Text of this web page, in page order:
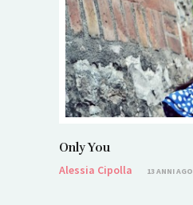
Only You
Alessia Cipolla
13 ANNI AGO